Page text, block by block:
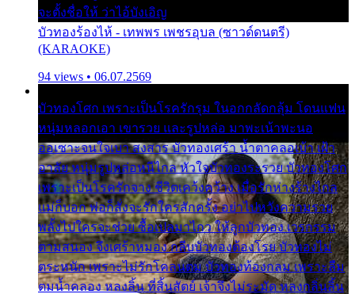
จะตั้งชื่อให้ ว่าไอ้บังเอิญ
บัวทองร้องไห้ - เทพพร เพชรอุบล (ซาวด์ดนตรี)
(KARAOKE)
94 views • 06.07.2569
บัวทองโศก เพราะเป็นโรครักรุม ในอกกลัดกลุ้ม โดนแฟน
หนุ่มหลอกเอา เขารวย และรูปหล่อ มาพะเน้าพะนอ
ออเซาะจนใจเบา สงสาร บัวทองเศร้า น้ำตาคลอเบ้า เฝ้า
อาลัย หนุ่มรูปหล่อหนีไกล หัวใจบัวทองระรวย บัวทองโศก
เพราะเป็นโรครักจาง ชีวิตเคว้งคว้าง เมื่อรักห่างร้างไกล
แม่ก็บอก พ่อก็สั่งจะรักใครสักครั้ง อย่าไปหวังความรวย
พลั้งไปใครจะช่วย ซื้อเปลมาไกว ให้ลูกบัวทอง เวรกรรม
ตามสนอง จึงเศร้าหมอง กลีบบัวทองต้องโรย บัวทองไม่
ตระหนัก เพราะไม่รักโคลนตม บัวทองท้องกลม เพราะลืม
ตมน้ำคลอง หลงลิ้น ที่สิ้นสัตย์ เจ้าจึงไม่ระมัด หลงกลิ่นลิ้น